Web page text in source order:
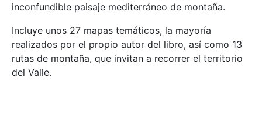
inconfundible paisaje mediterráneo de montaña.
Incluye unos 27 mapas temáticos, la mayoría
realizados por el propio autor del libro, así como 13
rutas de montaña, que invitan a recorrer el territorio
del Valle.